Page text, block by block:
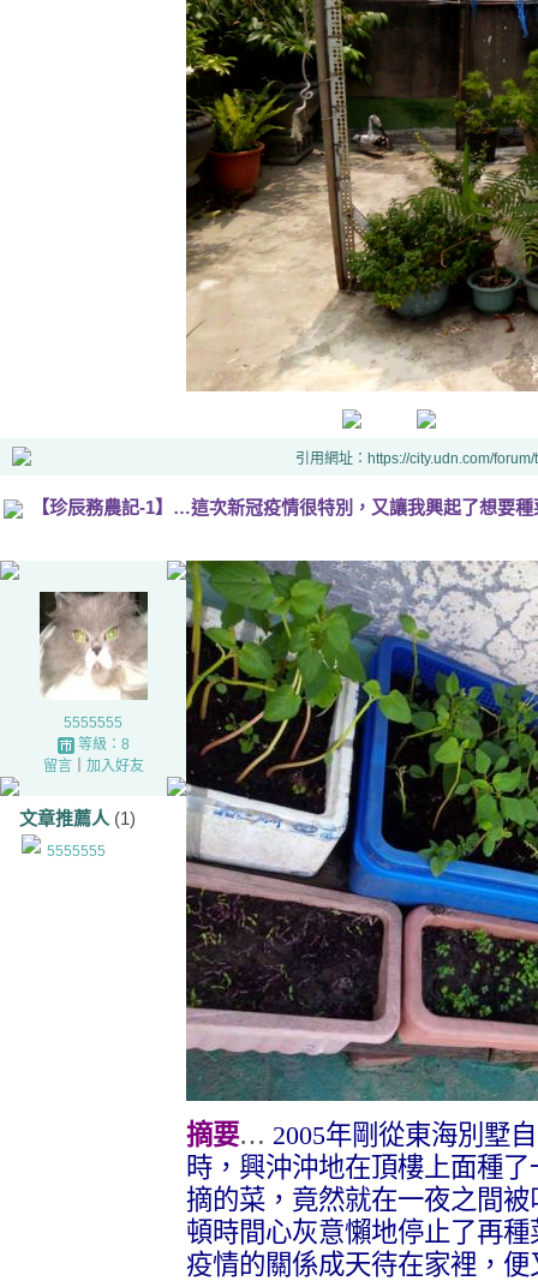
引用網址：https://city.udn.com/
【珍辰務農記-1】…這次新冠疫情很特別，又讓我興起了想要
5555555
等級：8
留言｜ 加入好友
文章推薦人 (1)
5555555
摘要… 2005年剛從東海別墅
時，興沖沖地在頂樓上面種
摘的菜，竟然就在一夜之間
頓時間心灰意懶地停止了再
疫情的關係成天待在家裡，